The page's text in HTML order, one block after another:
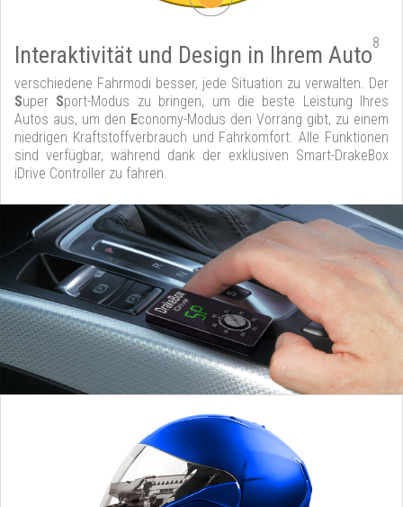
Interaktivität und Design in Ihrem Auto8
verschiedene Fahrmodi besser, jede Situation zu verwalten. Der
Super Sport-Modus zu bringen, um die beste Leistung Ihres
Autos aus, um den Economy-Modus den Vorrang gibt, zu einem
niedrigen Kraftstoffverbrauch und Fahrkomfort. Alle Funktionen
sind verfügbar, während dank der exklusiven Smart-DrakeBox
iDrive Controller zu fahren.